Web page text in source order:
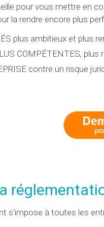
pour vous mettre en
la rendre encore plus
plus ambitieux et plus
COMPÉTENTES,
contre un risque
s’impose à toutes les